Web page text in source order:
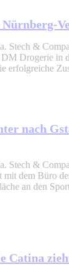
Nürnberg-
Stech &
Drogerie in
erfolgreiche
nach
Stech &
mit dem Büro
an den
Catina